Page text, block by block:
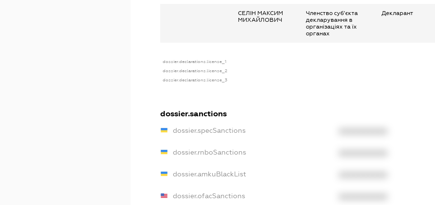
СЕЛІН МАКСИМ
МИХАЙЛОВИЧ
Членство суб’єкта
декларування в
організаціях та їх
органах
Декларант
dossier.declarations.license_1
dossier.declarations.license_2
dossier.declarations.license_3
dossier.sanctions
dossier.specSanctions
dossier.rnboSanctions
dossier.amkuBlackList
dossier.ofacSanctions